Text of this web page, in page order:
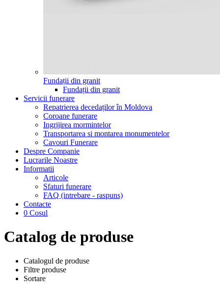
Fundații din granit
Fundații din granit
Servicii funerare
Repatrierea decedaților în Moldova
Coroane funerare
Ingrijirea mormintelor
Transportarea si montarea monumentelor
Cavouri Funerare
Despre Companie
Lucrarile Noastre
Informatii
Articole
Sfaturi funerare
FAQ (intrebare - raspuns)
Contacte
0 Cosul
Catalog de produse
Catalogul de produse
Filtre produse
Sortare